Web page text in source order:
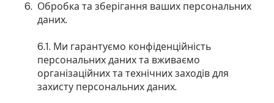
Обробка та зберігання ваших персональних
даних.
6.1. Ми гарантуємо конфіденційність
персональних даних та вживаємо
організаційних та технічних заходів для
захисту персональних даних.